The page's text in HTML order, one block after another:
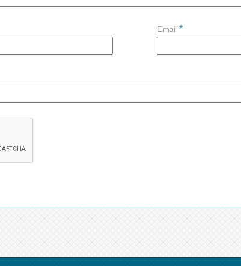
Email*